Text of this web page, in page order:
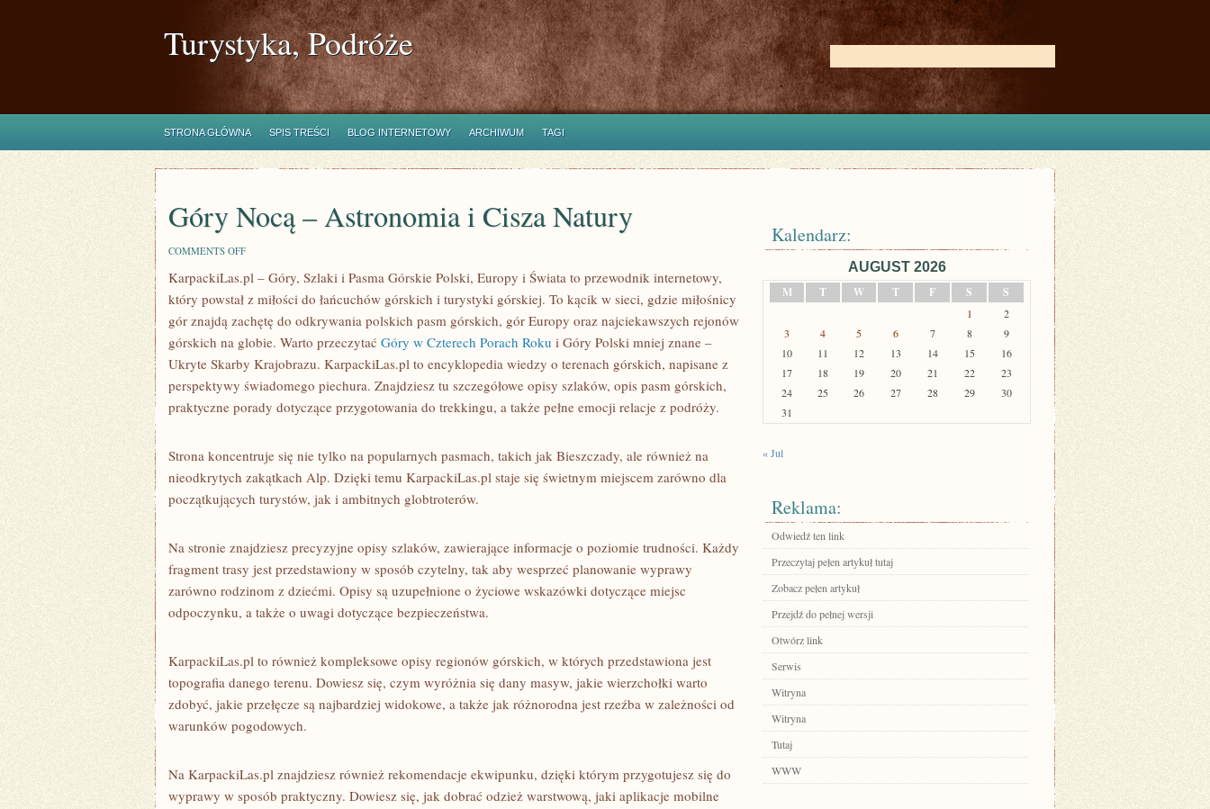
Turystyka, Podróże
STRONA GŁÓWNA SPIS TREŚCI BLOG INTERNETOWY ARCHIWUM TAGI
Góry Nocą – Astronomia i Cisza Natury
COMMENTS OFFON
NOCĄ
ASTRONOMIA
I
CISZA
NATURY
KarpackiLas.pl – Góry, Szlaki i Pasma Górskie Polski, Europy i Świata to przewodnik internetowy,
który powstał z miłości do łańcuchów górskich i turystyki górskiej. To kącik w sieci, gdzie miłośnicy
gór znajdą zachętę do odkrywania polskich pasm górskich, gór Europy oraz najciekawszych rejonów
górskich na globie. Warto przeczytać Góry w Czterech Porach Roku i Góry Polski mniej znane –
Ukryte Skarby Krajobrazu. KarpackiLas.pl to encyklopedia wiedzy o terenach górskich, napisane z
perspektywy świadomego piechura. Znajdziesz tu szczegółowe opisy szlaków, opis pasm górskich,
praktyczne porady dotyczące przygotowania do trekkingu, a także pełne emocji relacje z podróży.
Strona koncentruje się nie tylko na popularnych pasmach, takich jak Bieszczady, ale również na
nieodkrytych zakątkach Alp. Dzięki temu KarpackiLas.pl staje się świetnym miejscem zarówno dla
początkujących turystów, jak i ambitnych globtroterów.
Na stronie znajdziesz precyzyjne opisy szlaków, zawierające informacje o poziomie trudności. Każdy
fragment trasy jest przedstawiony w sposób czytelny, tak aby wesprzeć planowanie wyprawy
zarówno rodzinom z dziećmi. Opisy są uzupełnione o życiowe wskazówki dotyczące miejsc
odpoczynku, a także o uwagi dotyczące bezpieczeństwa.
KarpackiLas.pl to również kompleksowe opisy regionów górskich, w których przedstawiona jest
topografia danego terenu. Dowiesz się, czym wyróżnia się dany masyw, jakie wierzchołki warto
zdobyć, jakie przełęcze są najbardziej widokowe, a także jak różnorodna jest rzeźba w zależności od
warunków pogodowych.
Na KarpackiLas.pl znajdziesz również rekomendacje ekwipunku, dzięki którym przygotujesz się do
wyprawy w sposób praktyczny. Dowiesz się, jak dobrać odzież warstwową, jaki aplikacje mobilne
Kalendarz:
AUGUST 2026
M
T W T F S S
1
2
3
4 5 6 7 8
9
10
11 12 13 14 15
16
17
18 19 20 21 22
23
24
25 26 27 28 29
30
31
« Jul
Reklama:
Odwiedź ten link
Przeczytaj pełen artykuł tutaj
Zobacz pełen artykuł
Przejdź do pełnej wersji
Otwórz link
Serwis
Witryna
Witryna
Tutaj
WWW